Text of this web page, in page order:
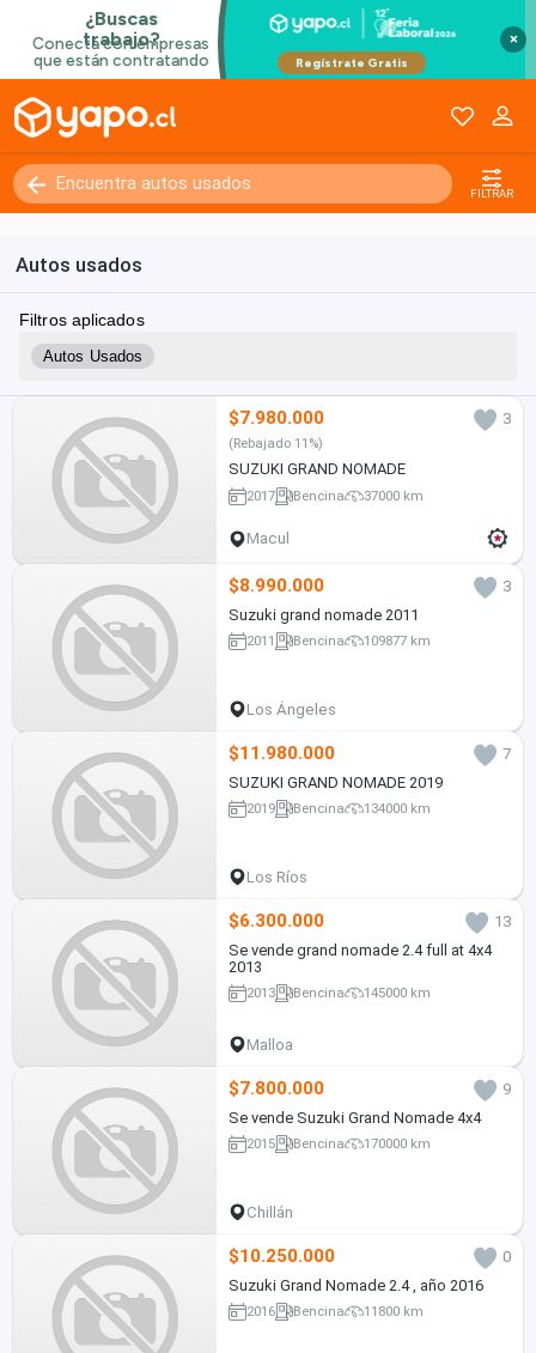
×
FILTRAR
Autos usados
Filtros aplicados
Autos Usados
$7.980.000 3
(Rebajado 11%)
SUZUKI GRAND NOMADE
2017 Bencina 37000 km
Macul
$8.990.000
3
Suzuki grand nomade 2011
2011 Bencina 109877 km
Los Ángeles
$11.980.000
7
SUZUKI GRAND NOMADE 2019
2019 Bencina 134000 km
Los Ríos
$6.300.000
13
Se vende grand nomade 2.4 full at 4x4
2013
2013 Bencina 145000 km
Malloa
$7.800.000
9
Se vende Suzuki Grand Nomade 4x4
2015 Bencina 170000 km
Chillán
$10.250.000
0
Suzuki Grand Nomade 2.4 , año 2016
2016 Bencina 11800 km